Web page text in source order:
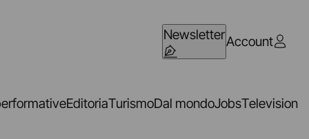
NewsletterAccount
EditoriaTurismoDal mondoJobsTelevision